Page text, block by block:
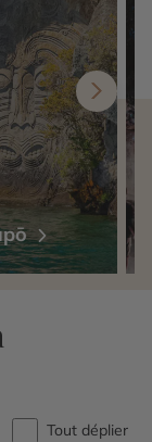
Tout déplier